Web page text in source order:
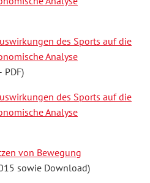
des Sports auf die
Analyse
PDF)
des Sports auf die
Analyse
von Bewegung
sowie Download)